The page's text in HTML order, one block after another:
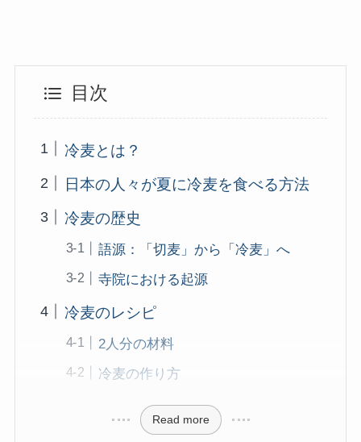
目次
冷麦とは？
日本の人々が夏に冷麦を食べる方法
冷麦の歴史
語源：「切麦」から「冷麦」へ
寺院における起源
冷麦のレシピ
2人分の材料
冷麦の作り方
Read more